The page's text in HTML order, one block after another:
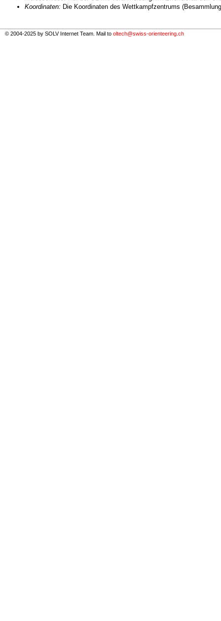
Koordinaten: Die Koordinaten des Wettkampfzentrums
© 2004-2025 by SOLV Internet Team. Mail to oltech@swiss-orienteering.ch